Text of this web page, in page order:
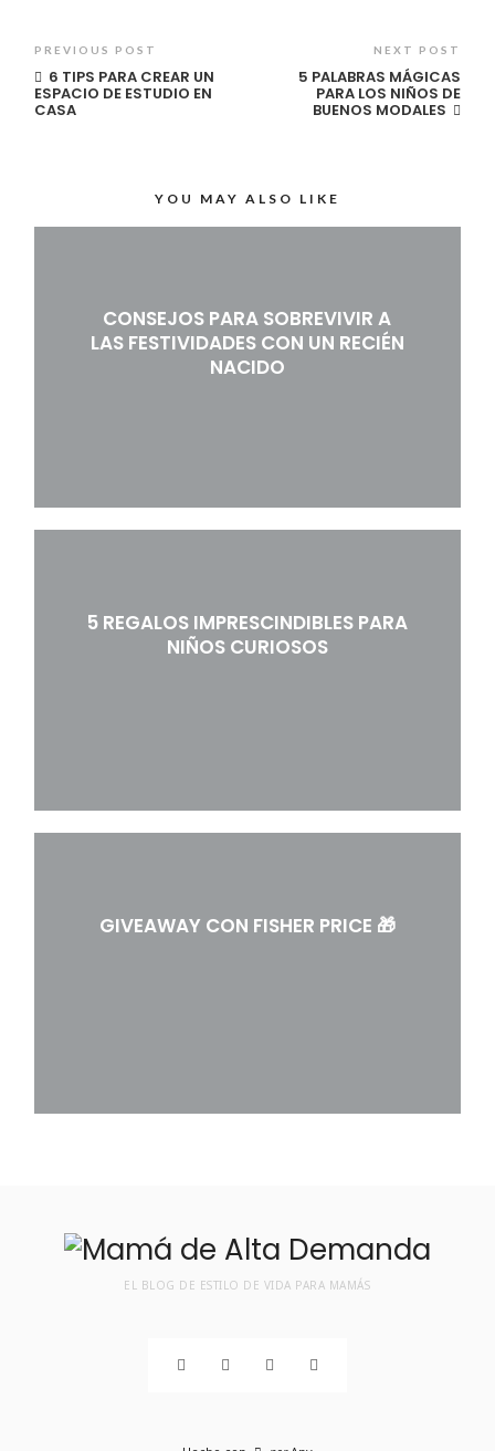
PREVIOUS POST
6 TIPS PARA CREAR UN
ESPACIO DE ESTUDIO EN
CASA
NEXT POST
5 PALABRAS MÁGICAS
PARA LOS NIÑOS DE
BUENOS MODALES
YOU MAY ALSO LIKE
CONSEJOS PARA SOBREVIVIR A
LAS FESTIVIDADES CON UN RECIÉN
NACIDO
5 REGALOS IMPRESCINDIBLES PARA
NIÑOS CURIOSOS
GIVEAWAY CON FISHER PRICE 🎁
EL BLOG DE ESTILO DE VIDA PARA MAMÁS